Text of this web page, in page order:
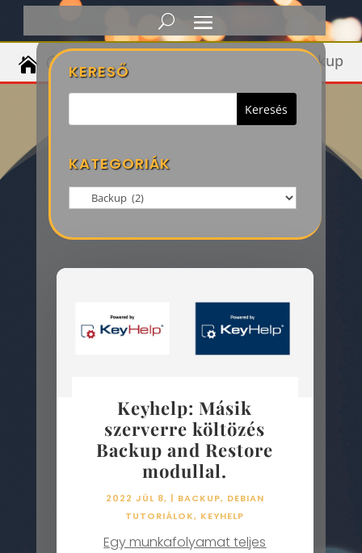
Debian Tutoriálok Backup
KERESŐ
KATEGORIÁK
Kategoriák
Keyhelp: Másik
szerverre költözés
Backup and Restore
modullal.
2022 JÚL 8, | BACKUP, DEBIAN
TUTORIÁLOK, KEYHELP
Egy munkafolyamat teljes